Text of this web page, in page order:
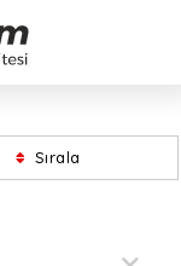
Sırala